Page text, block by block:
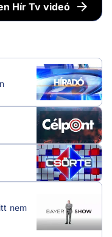
Hír Tv videó
nem